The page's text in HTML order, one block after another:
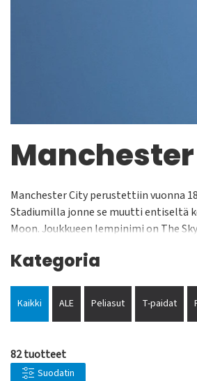
Manchester City perustettiin vuonna
Stadiumilla jonne se muutti entiseltä
Moon. Joukkueen lempinimi on The
Peter Doherty. Nykypäivän supertähtiä
Kategoria
Kaikki ALE Peliasut T-paidat
82 tuotteet
Suodatin